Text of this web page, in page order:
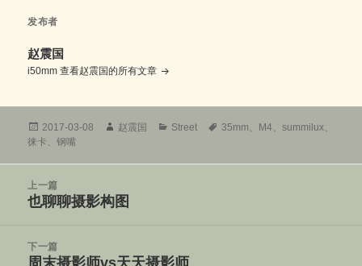
发布者
赵震国
i50mm查看赵震国的所有文章
发
布
2017-03-08
作
赵震国
分
Street
标
35mm 、 M4 、summilux、
徕卡 、钢嘴
上一篇
上
文
章：
也聊聊摄影构图
下一篇
下